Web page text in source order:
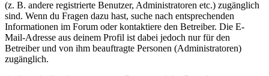
(z. B. andere registrierte Benutzer, Administratoren etc.) zugänglich
sind. Wenn du Fragen dazu hast, suche nach entsprechenden
Informationen im Forum oder kontaktiere den Betreiber. Die E-
Mail-Adresse aus deinem Profil ist dabei jedoch nur für den
Betreiber und von ihm beauftragte Personen (Administratoren)
zugänglich.